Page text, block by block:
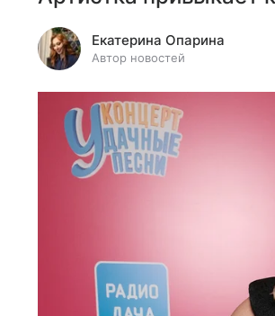
Екатерина Опарина
Автор новостей